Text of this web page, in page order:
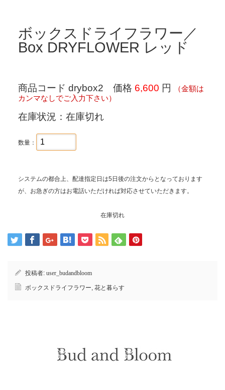
ボックスドライフラワー／
Box DRYFLOWER レッド
商品コード drybox2 価格 6,600 円
（金額は
カンマなしでご入力下さい）
在庫状況：在庫切れ
数量：
システムの都合上、配達指定日は5日後の注文からとなっております
が、お急ぎの方はお電話いただければ対応させていただきます。
在庫切れ
投稿者: user_budandbloom
ボックスドライフラワー, 花と暮らす